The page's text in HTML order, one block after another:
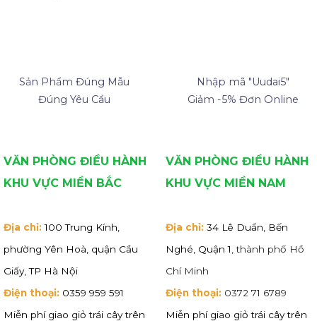
Sản Phẩm Đúng Mẫu
Đúng Yêu Cầu
Nhập mã "Uudai5"
Giảm -5% Đơn Online
VĂN PHÒNG ĐIỀU HÀNH
KHU VỰC MIỀN BẮC
Địa chỉ: 100 Trung Kính,
phường Yên Hoà, quận Cầu
Giấy, TP Hà Nội
Điện thoại: 0359 959 591
Miễn phí giao giỏ trái cây trên
VĂN PHÒNG ĐIỀU HÀNH
KHU VỰC MIỀN NAM
Địa chỉ: 34 Lê Duẩn, Bến
Nghé, Quận 1 , thành phố Hồ
Chí Minh
Điện thoại: 0372 71 6789
Miễn phí giao giỏ trái cây trên